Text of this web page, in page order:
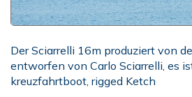
Der Sciarrelli 16m produziert von
entworfen von Carlo Sciarrelli, es
kreuzfahrtboot, rigged Ketch